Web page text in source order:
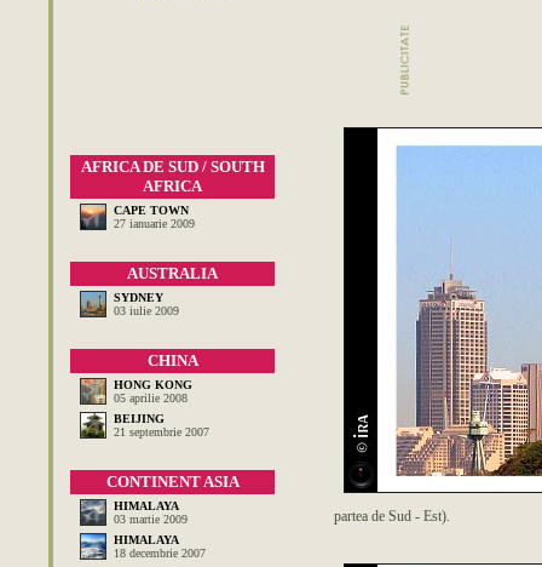
AFRICA DE SUD / SOUTH
AFRICA
CAPE TOWN
27 ianuarie 2009
AUSTRALIA
SYDNEY
03 iulie 2009
CHINA
HONG KONG
05 aprilie 2008
BEIJING
21 septembrie 2007
CONTINENT ASIA
HIMALAYA
03 martie 2009
HIMALAYA
18 decembrie 2007
partea de Sud - Est).